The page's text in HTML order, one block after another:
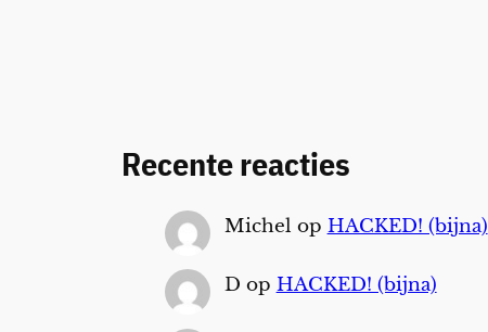
Recente reacties
Michel op HACKED! (bijna)
D op HACKED! (bijna)